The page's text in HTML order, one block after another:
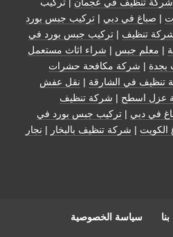
| صباغ في دبي | تركيب جبس بورد
تنظيف | تركيب جبس بورد في
| معلم جبس | شراء اثاث مستعمل
بجدة | شركة مكافحة حشرات
تنظيف في الشارقة | نقل عفش
عزل اسطح | شركة تنظيف
في دبي | تركيب جبس بورد في
الكويت | شركة تنظيف بالبخار | نجار
سياسة الخصوصية